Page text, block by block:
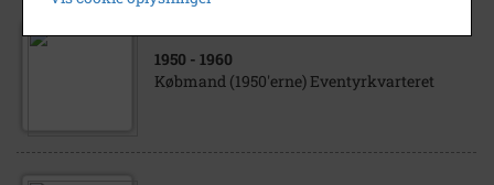
1950 - 1960
Købmand (1950'erne) Eventyrkvarteret